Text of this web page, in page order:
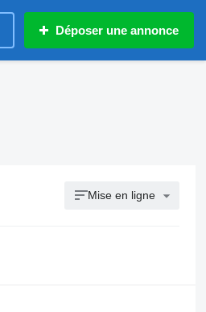
Déposer une annonce
Mise en ligne